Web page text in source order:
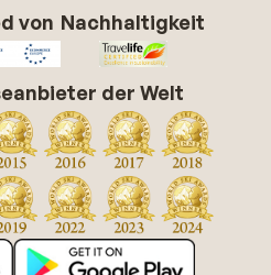
von Nachhaltigkeit
der Welt